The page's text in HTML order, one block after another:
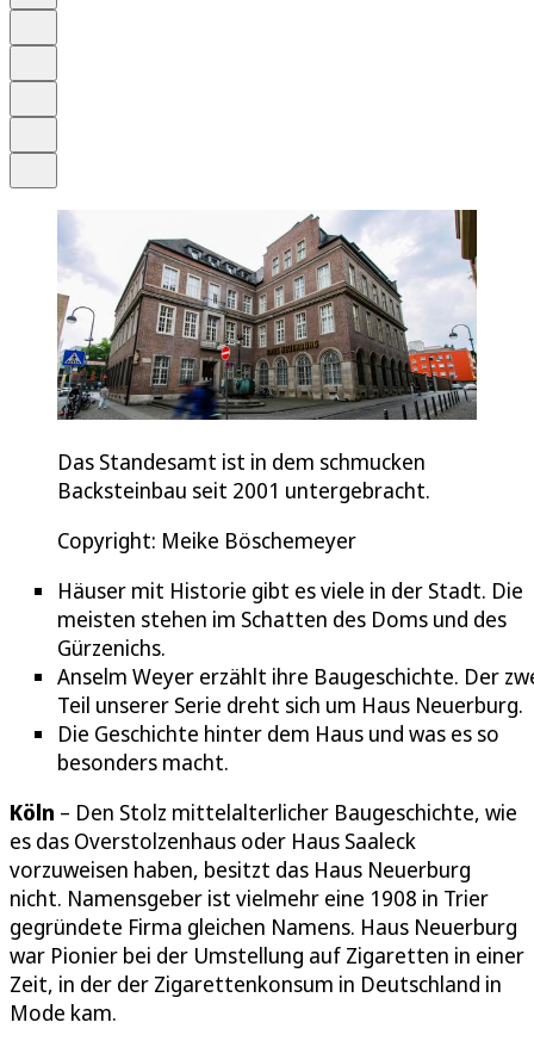
Das Standesamt ist in dem schmucken
Backsteinbau seit 2001 untergebracht.
Copyright: Meike Böschemeyer
Häuser mit Historie gibt es viele in der Stadt. Die
meisten stehen im Schatten des Doms und des
Gürzenichs.
Anselm Weyer erzählt ihre Baugeschichte. Der
Teil unserer Serie dreht sich um Haus Neuerburg.
Die Geschichte hinter dem Haus und was es so
besonders macht.
Köln – Den Stolz mittelalterlicher Baugeschichte, wie
es das Overstolzenhaus oder Haus Saaleck
vorzuweisen haben, besitzt das Haus Neuerburg
nicht. Namensgeber ist vielmehr eine 1908 in Trier
gegründete Firma gleichen Namens. Haus Neuerburg
war Pionier bei der Umstellung auf Zigaretten in einer
Zeit, in der der Zigarettenkonsum in Deutschland in
Mode kam.